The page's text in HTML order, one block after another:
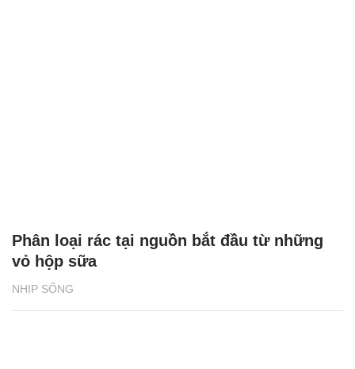
NHỊP SỐNG
Phân loại rác tại nguồn bắt đầu từ những
vỏ hộp sữa